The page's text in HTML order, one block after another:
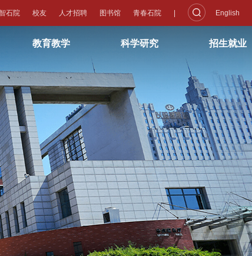
石院 校友 人才招聘 图书馆 青春石院 English
教育教学 科学研究 招生就业